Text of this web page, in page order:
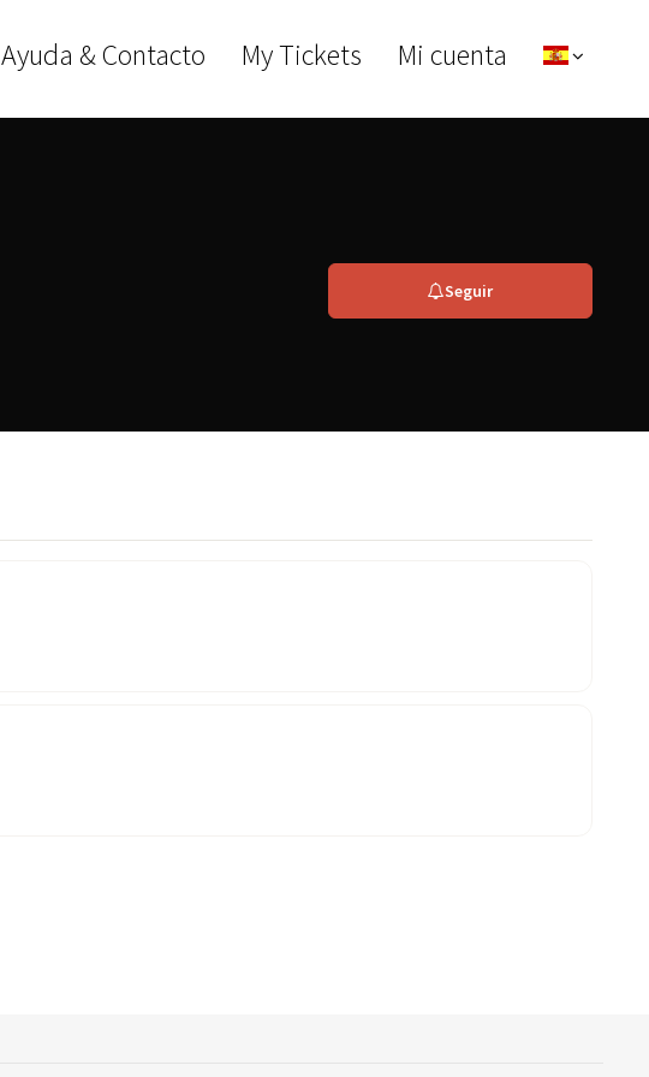
Ayuda & Contacto My Tickets Mi cuenta
Seguir